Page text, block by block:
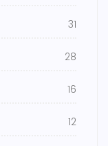
31
28
16
12